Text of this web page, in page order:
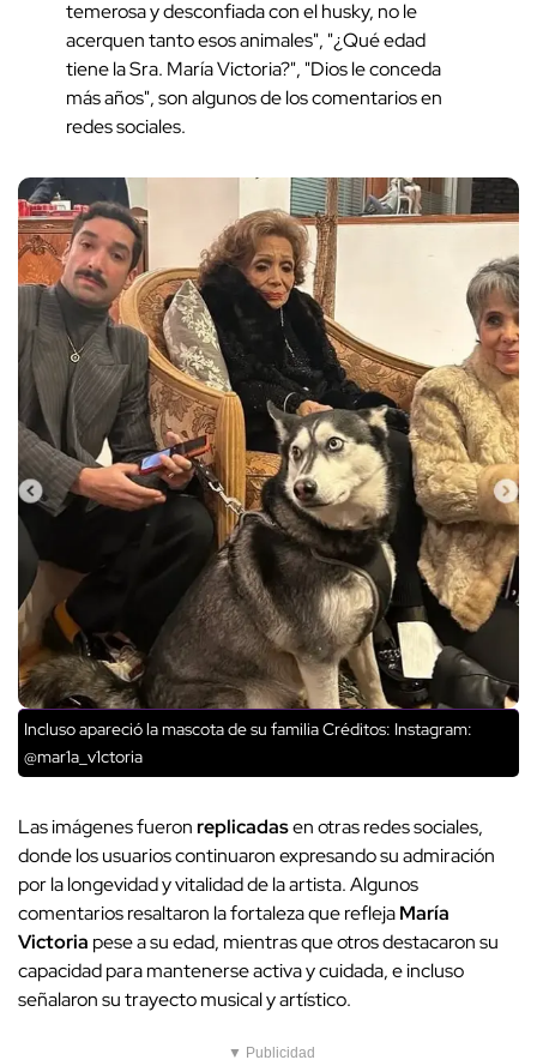
temerosa y desconfiada con el husky, no le
acerquen tanto esos animales", "¿Qué edad
tiene la Sra. María Victoria?", "Dios le conceda
más años", son algunos de los comentarios en
redes sociales.
Incluso apareció la mascota de su familiaCréditos: Instagram:
@mar1a_v1ctoria
Las imágenes fueronreplicadasen otras redes sociales,
donde los usuarios continuaron expresando su admiración
por la longevidad y vitalidad de la artista. Algunos
comentarios resaltaron la fortaleza que reflejaMaría
Victoria pese a su edad, mientras que otros destacaron su
capacidad para mantenerse activa y cuidada, e incluso
señalaron su trayecto musical y artístico.
▼ Publicidad